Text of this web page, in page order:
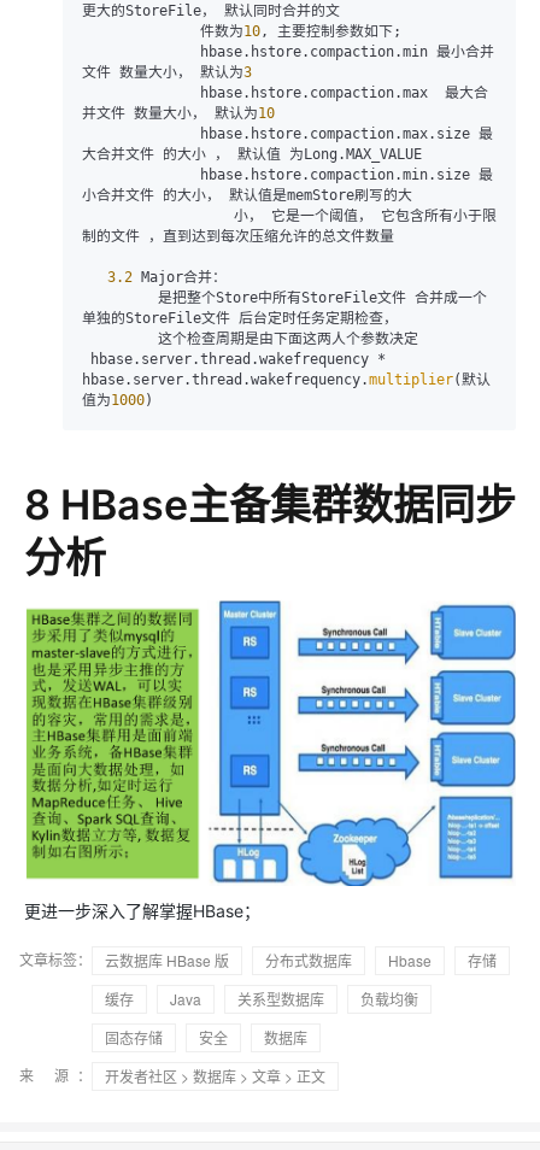
更大的StoreFile， 默认同时合并的文
              件数为
10, 主要控制参数如下;
文件 数量大小， 默认为3
并文件 数量大小， 默认为10
大合并文件 的大小 ， 默认值 为Long.MAX_VALUE
小合并文件 的大小， 默认值是memStore刷写的大
制的文件 ，直到达到每次压缩允许的总文件数量
3.2 Major合并：
单独的StoreFile文件 后台定时任务定期检查，
hbase.server.thread.wakefrequency.multiplier(默认
值为1000)
8 HBase主备集群数据同步
分析
更进一步深入了解掌握HBase；
文章标签： 云数据库 HBase 版 分布式数据库 Hbase
存储
缓存
Java 关系型数据库
负载均衡
固态存储
安全
数据库
来 源：
开发者社区 > 数据库 > 文章 > 正文